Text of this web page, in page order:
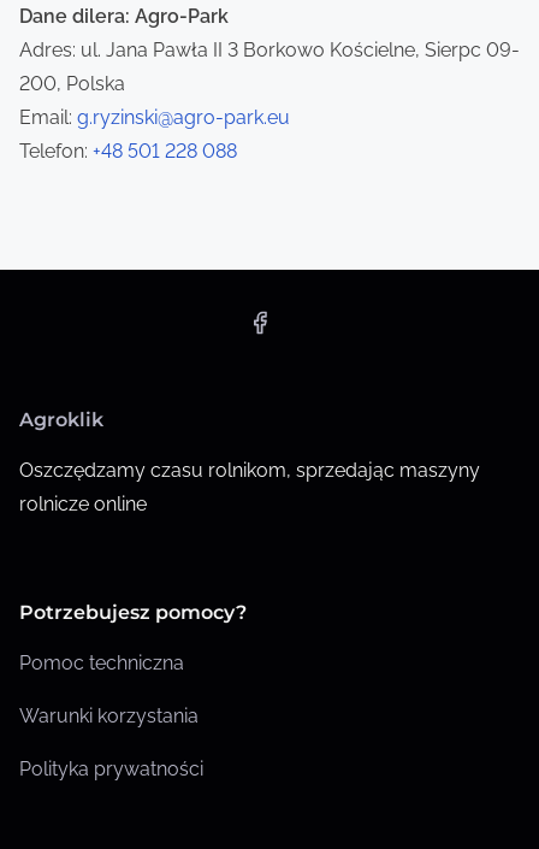
a
t
i
o
Dane dilera: Agro-Park
Adres: ul. Jana Pawła II 3 Borkowo Kościelne, Sierpc 09-
200, Polska
Email: g.ryzinski@agro-park.eu
Telefon: +48 501 228 088
Agroklik
Oszczędzamy czasu rolnikom, sprzedając maszyny
rolnicze online
Potrzebujesz pomocy?
Pomoc techniczna
Warunki korzystania
Polityka prywatności